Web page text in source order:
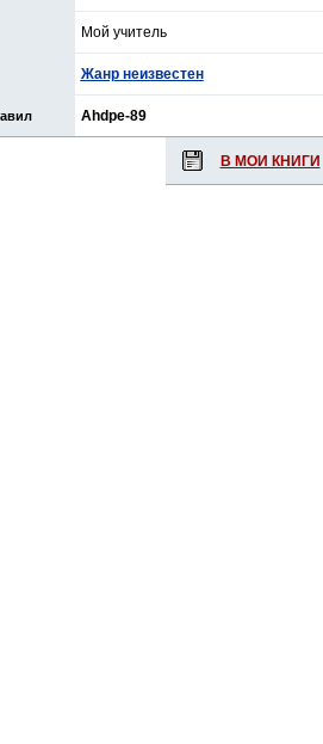
Мой учитель
Жанр неизвестен
Ahdpe-89
В МОИ КНИГИ